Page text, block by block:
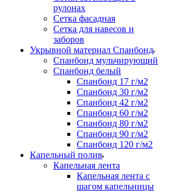
рулонах
Сетка фасадная
Сетка для навесов и
заборов
Укрывной материал Спанбонд
Спанбонд мульчирующий
Спанбонд белый
Спанбонд 17 г/м2
Спанбонд 30 г/м2
Спанбонд 42 г/м2
Спанбонд 60 г/м2
Спанбонд 80 г/м2
Спанбонд 90 г/м2
Спанбонд 120 г/м2
Капельный полив
Капельная лента
Капельная лента с
шагом капельницы